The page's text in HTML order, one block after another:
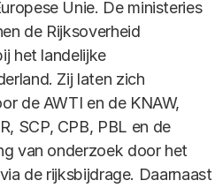
Unie. De ministeries
de Rijksoverheid
het landelijke
Zij laten zich
de AWTI en de KNAW,
SCP, CPB, PBL en de
van onderzoek door het
de rijksbijdrage. Daarnaast